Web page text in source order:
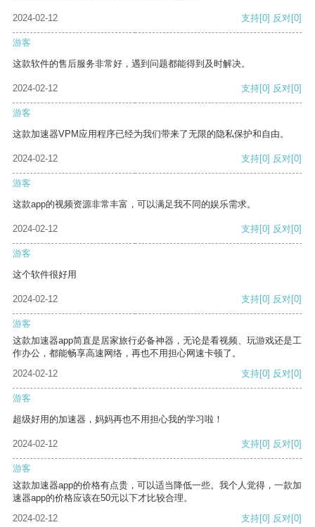
2024-02-12 支持[0] 反对[0]
游客
这款软件的售后服务非常好，遇到问题都能得到及时解决。
2024-02-12 支持[0] 反对[0]
游客
这款加速器VPM应用程序已经为我们带来了无限的隐私保护和自由。
2024-02-12 支持[0] 反对[0]
游客
这款app的视频资源非常丰富，可以满足我不同的娱乐需求。
2024-02-12 支持[0] 反对[0]
游客
这个软件很好用
2024-02-12 支持[0] 反对[0]
游客
这款加速器app简直是居家旅行必备神器，无论是看视频、玩游戏还是工
作办公，都能畅享高速网络，再也不用担心网速卡顿了。
2024-02-12
支持[0] 反对[0]
游客
超级好用的加速器，妈妈再也不用担心我的学习啦！
2024-02-12 支持[0] 反对[0]
游客
这款加速器app的价格有点贵，可以适当降低一些。我个人觉得，一款加
速器app的价格应该在50元以下才比较合理。
2024-02-12
支持[0] 反对[0]